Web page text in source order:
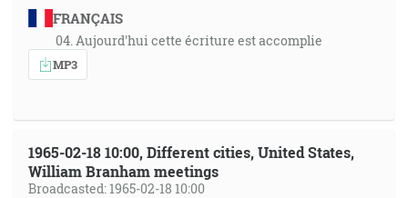
FRANÇAIS
04. Aujourd'hui cette écriture est accomplie
MP3
1965-02-18 10:00, Different cities, United States,
William Branham meetings
Broadcasted: 1965-02-18 10:00